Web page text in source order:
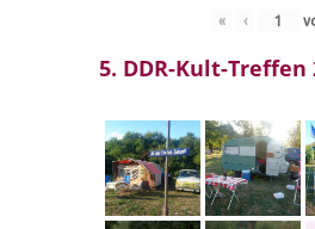
« ‹
5. DDR-Kult-Treffen